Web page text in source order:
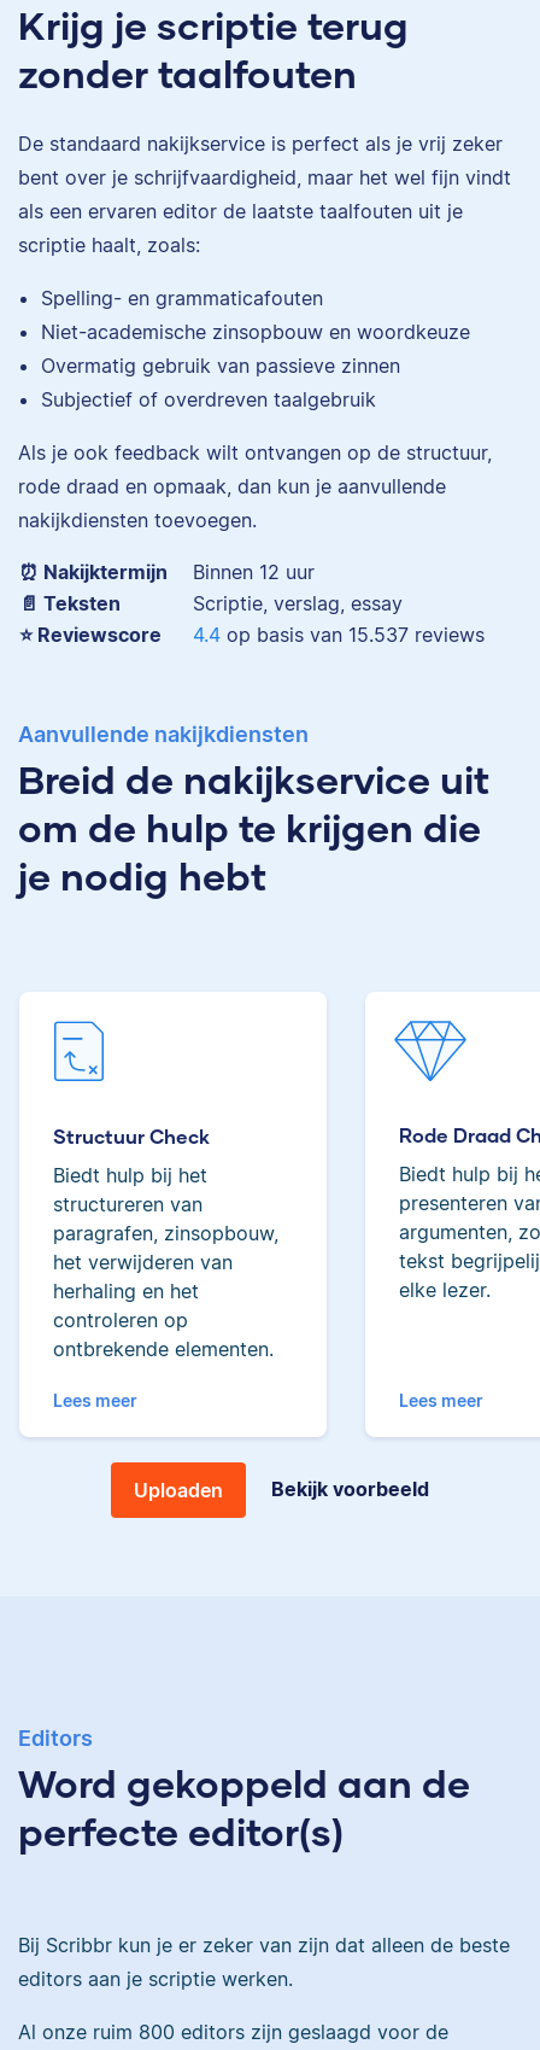
Krijg je scriptie terug
zonder taalfouten
De standaard nakijkservice is perfect als je vrij zeker
bent over je schrijfvaardigheid, maar het wel fijn vindt
als een ervaren editor de laatste taalfouten uit je
scriptie haalt, zoals:
Spelling- en grammaticafouten
Niet-academische zinsopbouw en woordkeuze
Overmatig gebruik van passieve zinnen
Subjectief of overdreven taalgebruik
Als je ook feedback wilt ontvangen op de structuur,
rode draad en opmaak, dan kun je aanvullende
nakijkdiensten toevoegen.
⏰ Nakijktermijn
Binnen 12 uur
📄 Teksten
Scriptie, verslag, essay
⭐️ Reviewscore
4.4 op basis van 15.537 reviews
Aanvullende nakijkdiensten
Breid de nakijkservice uit
om de hulp te krijgen die
je nodig hebt
Structuur Check
Biedt hulp bij het
structureren van
paragrafen, zinsopbouw,
het verwijderen van
herhaling en het
controleren op
ontbrekende elementen.
Lees meer
Rode Draad
Biedt hulp bij
presenteren
argumenten,
tekst
elke lezer.
Lees meer
Uploaden Bekijk voorbeeld
Editors
Word gekoppeld aan de
perfecte editor(s)
Bij Scribbr kun je er zeker van zijn dat alleen de beste
editors aan je scriptie werken.
Al onze ruim 800 editors zijn geslaagd voor de
Eva
werkt als senior editor
bij Scribbr waar ze al
woorden heeft
geredigeerd.
Erica
woorden behoort ze
tot de top van Scribbrs
Yves
Yves heeft een MSc in
poëzieliefhebber en
Eva is journalist en
werkt als senior editor
bij Scribbr waar ze al
meer dan 2,5 miljoen
Psychologie
gestudeerd, heeft als
junior onderzoeker
gewerkt bij Tilburg
Lilianne
Lilianne heeft Engels
gestudeerd, is docent
journalistiek en heeft
als Scribbr-editor al
350 scripties